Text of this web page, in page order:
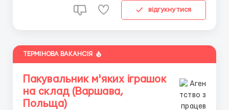
відгукнутися
ТЕРМІНОВА ВАКАНСІЯ
Пакувальник м'яких іграшок
на склад (Варшава,
Польща)